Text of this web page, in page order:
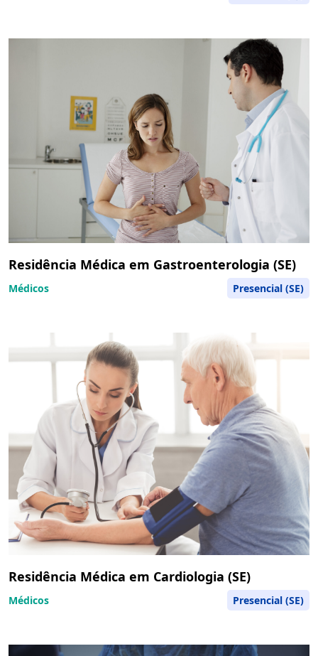
Residência Médica em Gastroenterologia (SE)
Médicos Presencial (SE)
Residência Médica em Cardiologia (SE)
Médicos Presencial (SE)